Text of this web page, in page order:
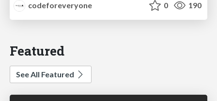
codeforeveryone
0 190
Featured
See All Featured